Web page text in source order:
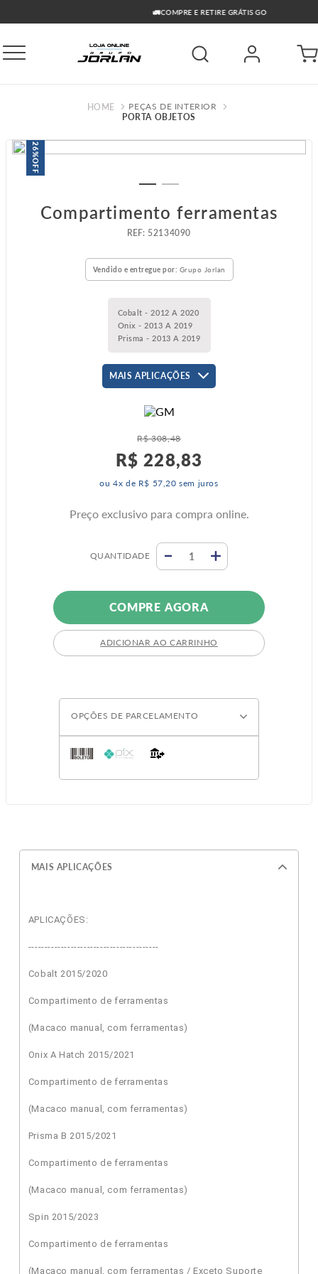
🚛COMPRE E RETIRE GRÁTIS GO
PEÇAS DE INTERIOR
PORTA OBJETOS
26%
OFF
Compartimento ferramentas
: 52134090
Vendido e entregue por: Grupo Jorlan
Cobalt - 2012 A 2020
Onix - 2013 A 2019
Prisma - 2013 A 2019
MAIS APLICAÇÕES
R$ 308,48
R$ 228,83
ou4x de R$ 57 20 sem juros
Preço exclusivo para compra online.
QUANTIDADE
COMPRE AGORA
ADICIONAR AO CARRINHO
OPÇÕES DE PARCELAMENTO
MAIS APLICAÇÕES
APLICAÇÕES:
----------------------------------------
Cobalt 2015/2020
Compartimento de ferramentas
(Macaco manual, com ferramentas)
Onix A Hatch 2015/2021
Compartimento de ferramentas
(Macaco manual, com ferramentas)
Prisma B 2015/2021
Compartimento de ferramentas
(Macaco manual, com ferramentas)
Spin 2015/2023
Compartimento de ferramentas
(Macaco manual, com ferramentas / Exceto Suporte